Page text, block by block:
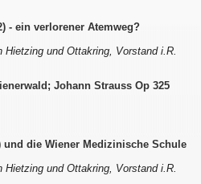
- ein verlorener Atemweg?
Hietzing und Ottakring, Vorstand i.R.
Johann Strauss Op 325
und die Wiener Medizinische Schule
Hietzing und Ottakring, Vorstand i.R.